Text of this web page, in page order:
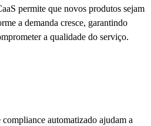
permite que novos produtos sejam
a demanda cresce, garantindo
a qualidade do serviço.
automatizado ajudam a